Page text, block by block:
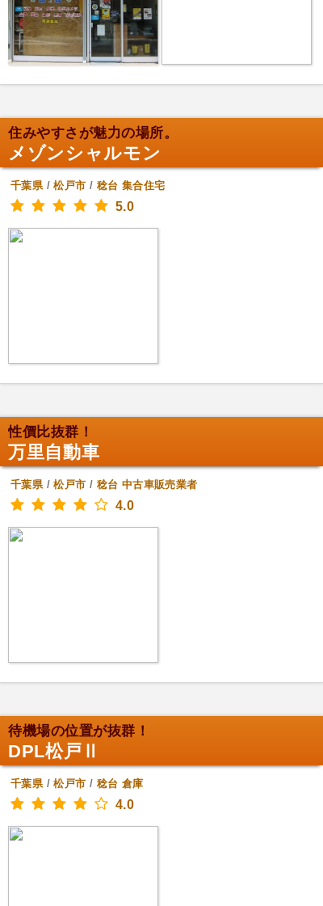
住みやすさが魅力の場所。
メゾンシャルモン
千葉県/松戸市 / 稔台 集合住宅
5.0
性價比抜群！
万里自動車
千葉県/松戸市 / 稔台 中古車販売業者
4.0
待機場の位置が抜群！
DPL松戸Ⅱ
千葉県/松戸市 / 稔台 倉庫
4.0